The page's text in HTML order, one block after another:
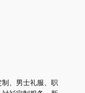
制、男士礼服、职